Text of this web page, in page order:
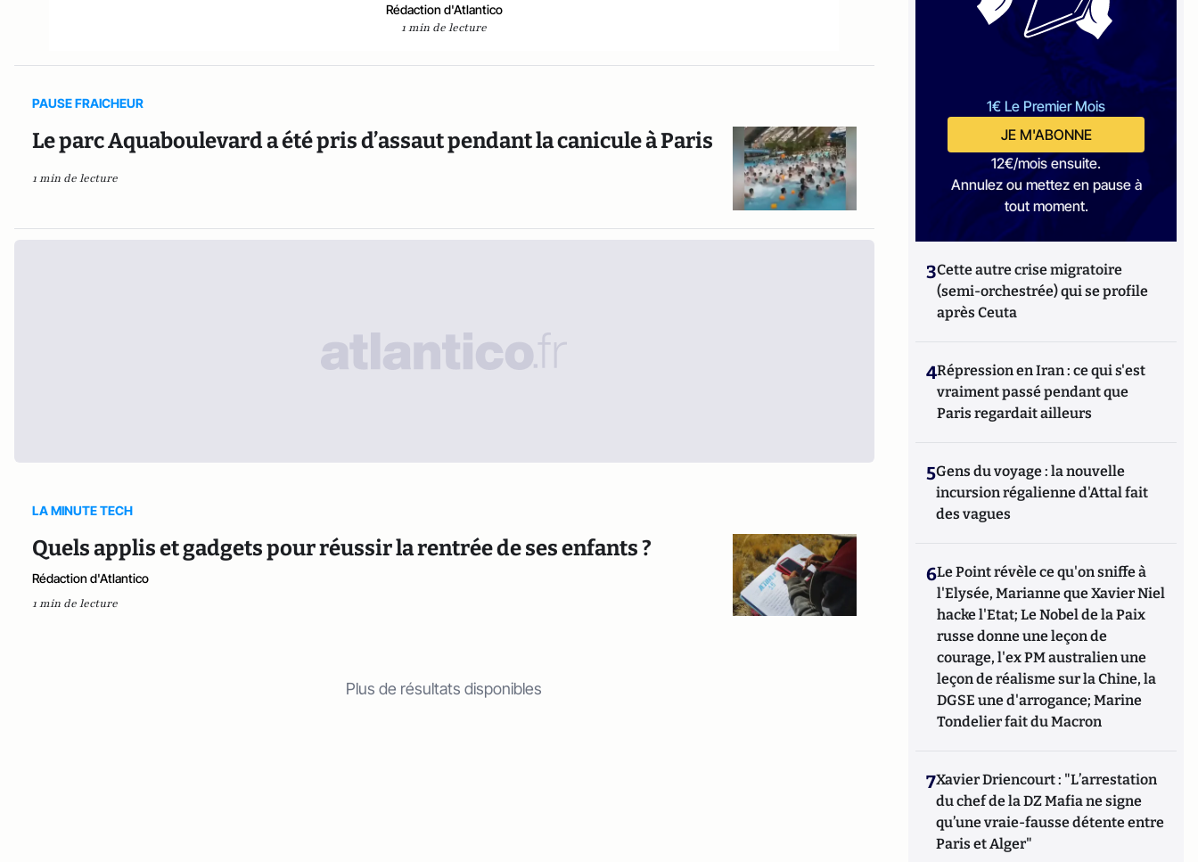
Rédaction d'Atlantico
1 min de lecture
PAUSE FRAICHEUR
Le parc Aquaboulevard a été pris d’assaut pendant la canicule à Paris
1 min de lecture
LA MINUTE TECH
Quels applis et gadgets pour réussir la rentrée de ses enfants ?
Rédaction d'Atlantico
1 min de lecture
Plus de résultats disponibles
1€ Le Premier Mois
JE M'ABONNE
12€/mois ensuite.
Annulez ou mettez en pause à
tout moment.
3Cette autre crise migratoire
(semi-orchestrée) qui se profile
après Ceuta
4Répression en Iran : ce qui s'est
vraiment passé pendant que
Paris regardait ailleurs
5Gens du voyage : la nouvelle
incursion régalienne d'Attal fait
des vagues
6Le Point révèle ce qu'on sniffe à
l'Elysée, Marianne que Xavier Niel
hacke l'Etat; Le Nobel de la Paix
russe donne une leçon de
courage, l'ex PM australien une
leçon de réalisme sur la Chine, la
DGSE une d'arrogance; Marine
Tondelier fait du Macron
7Xavier Driencourt : "L’arrestation
du chef de la DZ Mafia ne signe
qu’une vraie-fausse détente entre
Paris et Alger"